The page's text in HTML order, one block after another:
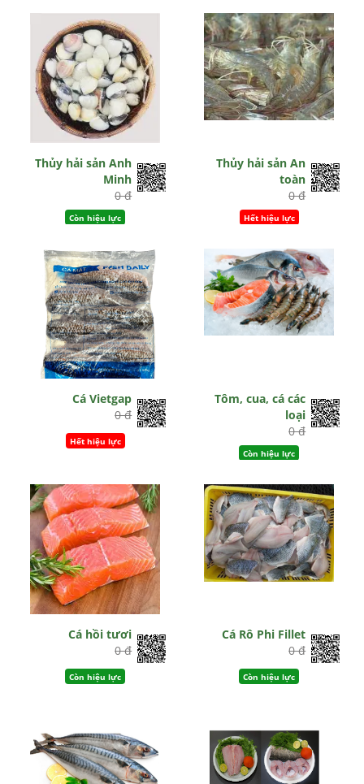
Thủy hải sản Anh
Minh
0 đ
Còn hiệu lực
Thủy hải sản An
toàn
0 đ
Hết hiệu lực
Cá Vietgap
0 đ
Hết hiệu lực
Tôm, cua, cá các
loại
0 đ
Còn hiệu lực
Cá hồi tươi
0 đ
Còn hiệu lực
Cá Rô Phi Fillet
0 đ
Còn hiệu lực